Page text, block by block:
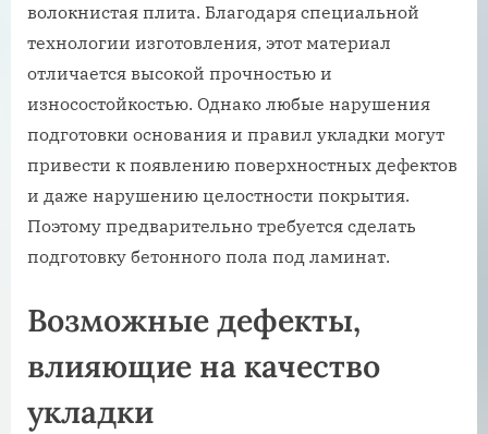
волокнистая плита. Благодаря специальной
технологии изготовления, этот материал
отличается высокой прочностью и
износостойкостью. Однако любые нарушения
подготовки основания и правил укладки могут
привести к появлению поверхностных дефектов
и даже нарушению целостности покрытия.
Поэтому предварительно требуется сделать
подготовку бетонного пола под ламинат.
Возможные дефекты,
влияющие на качество
укладки